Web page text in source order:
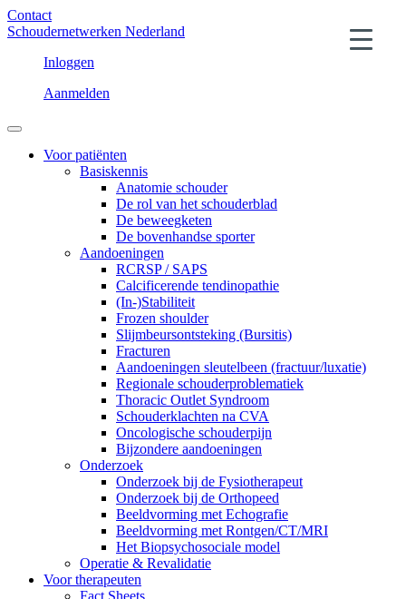
Contact
Schoudernetwerken Nederland
Inloggen
Aanmelden
Voor patiënten
Basiskennis
Anatomie schouder
De rol van het schouderblad
De beweegketen
De bovenhandse sporter
Aandoeningen
RCRSP / SAPS
Calcificerende tendinopathie
(In-)Stabiliteit
Frozen shoulder
Slijmbeursontsteking (Bursitis)
Fracturen
Aandoeningen sleutelbeen (fractuur/luxatie)
Regionale schouderproblematiek
Thoracic Outlet Syndroom
Schouderklachten na CVA
Oncologische schouderpijn
Bijzondere aandoeningen
Onderzoek
Onderzoek bij de Fysiotherapeut
Onderzoek bij de Orthopeed
Beeldvorming met Echografie
Beeldvorming met Rontgen/CT/MRI
Het Biopsychosociale model
Operatie & Revalidatie
Voor therapeuten
Fact Sheets